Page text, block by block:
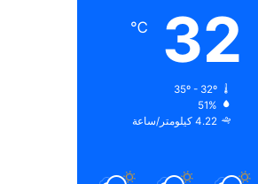
32
℃
35º - 32º
51%
4.22 كيلومتر/ساعة